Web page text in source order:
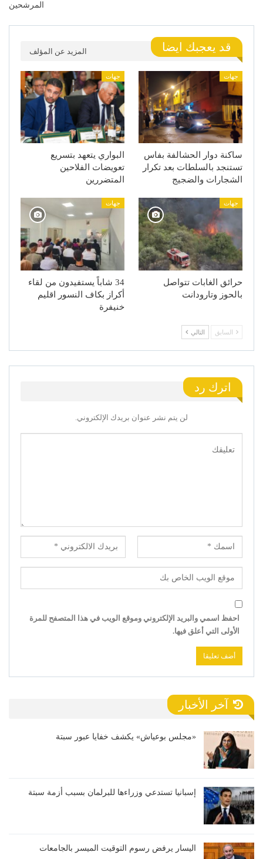
المرشحين
قد يعجبك ايضا المزيد عن المؤلف
جهات
ساكنة دوار الحشالفة بفاس
تستنجد بالسلطات بعد تكرار
الشجارات والضجيج
جهات
البواري يتعهد بتسريع
تعويضات الفلاحين
المتضررين
جهات
حرائق الغابات تتواصل
بالحوز وتارودانت
جهات
34 شاباً يستفيدون من لقاء
أكراز بكاف النسور اقليم
خنيفرة
السابق التالي
اترك رد
لن يتم نشر عنوان بريدك الإلكتروني.
احفظ اسمي والبريد الإلكتروني وموقع الويب في هذا المتصفح للمرة
الأولى التي أعلق فيها.
آخر الأخبار
«مجلس بوعياش» يكشف خفايا عبور سبتة
إسبانيا تستدعي وزراءها للبرلمان بسبب أزمة سبتة
اليسار يرفض رسوم التوقيت الميسر بالجامعات